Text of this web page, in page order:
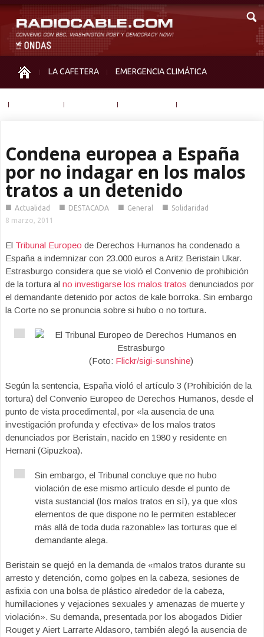
LA CAFETERA EMERGENCIA CLIMÁTICA
Condena europea a España
por no indagar en los malos
tratos a un detenido
■ Actualidad ■ DESTACADA ■ General ■ Solidaridad
8 marzo, 2011
El Tribunal Europeo de Derechos Humanos ha condenado a
España a indemnizar con 23.000 euros a Aritz Beristain Ukar.
Estrasburgo considera que se violó el Convenio de prohibición
de la tortura al no investigarse los malos tratos denunciados por
el demandante detenido por actos de kale borroka. Sin embargo
la Corte no se pronuncia sobre si hubo o no tortura.
(Foto: Flickr/sigi-sunshine)
Según la sentencia, España violó el artículo 3 (Prohibición de la
tortura) del Convenio Europeo de Derechos Humanos, desde el
punto de vista procedimental, por «la ausencia de una
investigación profunda y efectiva» de los malos tratos
denunciados por Beristain, nacido en 1980 y residente en
Hernani (Gipuzkoa).
Sin embargo, el Tribunal concluye que no hubo
violación de ese mismo artículo desde el punto de
vista sustancial (los malos tratos en sí), ya que «los
elementos de que dispone no le permiten establecer
más allá de toda duda razonable» las torturas que el
demandante alega.
Beristain se quejó en la demanda de «malos tratos durante su
arresto y detención, como golpes en la cabeza, sesiones de
asfixia con una bolsa de plástico alrededor de la cabeza,
humillaciones y vejaciones sexuales y amenazas de muerte y
violación». Su demanda, presentada por los abogados Didier
Rouget y Aiert Larrarte Aldasoro, también alegó la ausencia de